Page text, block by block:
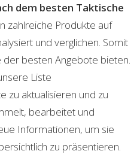
dem besten Taktische
zahlreiche Produkte auf
und verglichen. Somit
besten Angebote bieten.
Liste
zu aktualisieren und zu
bearbeitet und
Informationen, um sie
zu präsentieren.